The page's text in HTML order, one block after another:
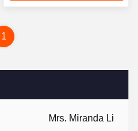
Mrs. Miranda Li
1